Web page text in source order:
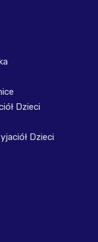
Dzieci
Dzieci